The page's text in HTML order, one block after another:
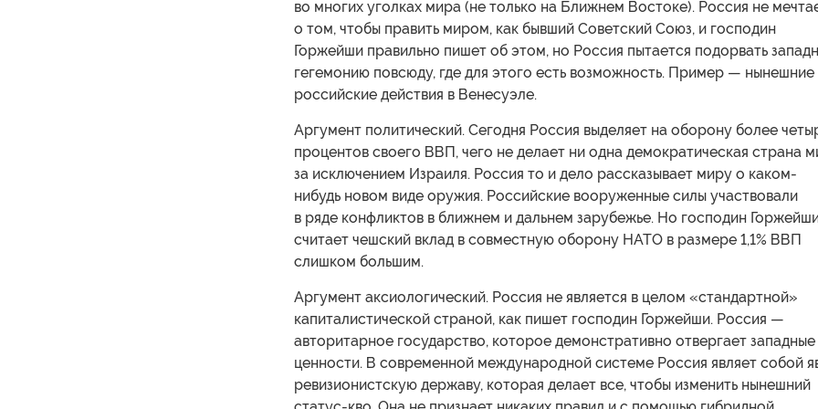
во многих уголках мира (не только на Ближнем Востоке). Россия не
о том, чтобы править миром, как бывший Советский Союз, и господин
Горжейши правильно пишет об этом, но Россия пытается подорвать
гегемонию повсюду, где для этого есть возможность. Пример — нынешние
российские действия в Венесуэле.
Аргумент политический. Сегодня Россия выделяет на оборону более
процентов своего ВВП, чего не делает ни одна демократическая страна
за исключением Израиля. Россия то и дело рассказывает миру о каком-
нибудь новом виде оружия. Российские вооруженные силы участвовали
в ряде конфликтов в ближнем и дальнем зарубежье. Но господин
считает чешский вклад в совместную оборону НАТО в размере 1,1% ВВП
слишком большим.
Аргумент аксиологический. Россия не является в целом «стандартной»
капиталистической страной, как пишет господин Горжейши. Россия —
авторитарное государство, которое демонстративно отвергает западные
ценности. В современной международной системе Россия являет собой
ревизионистскую державу, которая делает все, чтобы изменить нынешний